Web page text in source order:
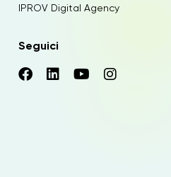
IPROV Digital Agency
Seguici